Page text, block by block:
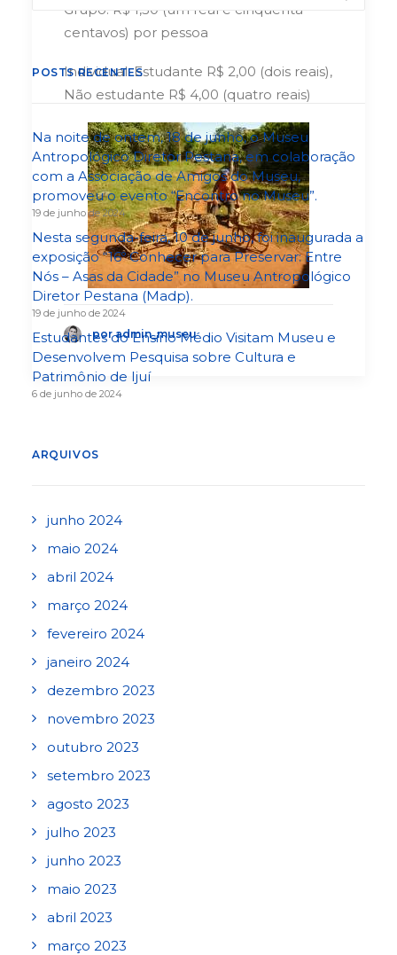
Grupo: R$ 1,50 (um real e cinquenta
centavos) por pessoa
Individual: Estudante R$ 2,00 (dois reais),
Não estudante R$ 4,00 (quatro reais)
por admin_museu
POSTS RECENTES
Na noite de ontem, 18 de junho, o Museu
Antropológico Diretor Pestana, em colaboração
com a Associação de Amigos do Museu,
promoveu o evento “Encontro no Museu”.
19 de junho de 2024
Nesta segunda-feira, 10 de junho, foi inaugurada a
exposição “16º Conhecer para Preservar: Entre
Nós – Asas da Cidade” no Museu Antropológico
Diretor Pestana (Madp).
19 de junho de 2024
Estudantes do Ensino Médio Visitam Museu e
Desenvolvem Pesquisa sobre Cultura e
Patrimônio de Ijuí
6 de junho de 2024
ARQUIVOS
junho 2024
maio 2024
abril 2024
março 2024
fevereiro 2024
janeiro 2024
dezembro 2023
novembro 2023
outubro 2023
setembro 2023
agosto 2023
julho 2023
junho 2023
maio 2023
abril 2023
março 2023